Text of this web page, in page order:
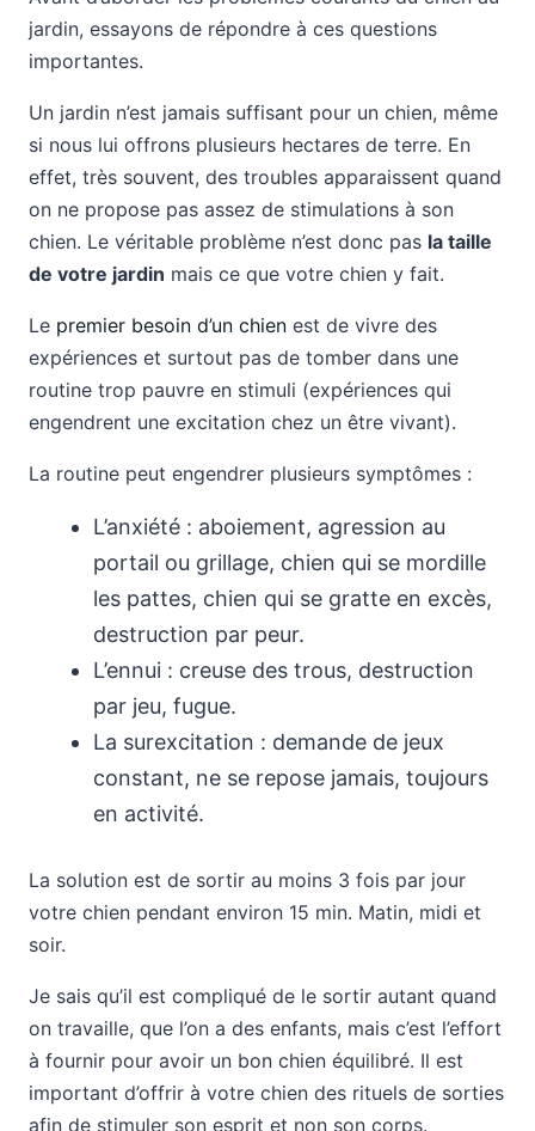
jardin, essayons de répondre à ces questions
importantes.
Un jardin n’est jamais suffisant pour un chien, même
si nous lui offrons plusieurs hectares de terre. En
effet, très souvent, des troubles apparaissent quand
on ne propose pas assez de stimulations à son
chien. Le véritable problème n’est donc pas la taille
de votre jardin mais ce que votre chien y fait.
Le premier besoin d’un chien est de vivre des
expériences et surtout pas de tomber dans une
routine trop pauvre en stimuli (expériences qui
engendrent une excitation chez un être vivant).
La routine peut engendrer plusieurs symptômes :
L’anxiété : aboiement, agression au
portail ou grillage, chien qui se mordille
les pattes, chien qui se gratte en excès,
destruction par peur.
L’ennui : creuse des trous, destruction
par jeu, fugue.
La surexcitation : demande de jeux
constant, ne se repose jamais, toujours
en activité.
La solution est de sortir au moins 3 fois par jour
votre chien pendant environ 15 min. Matin, midi et
soir.
Je sais qu’il est compliqué de le sortir autant quand
on travaille, que l’on a des enfants, mais c’est l’effort
à fournir pour avoir un bon chien équilibré. Il est
important d’offrir à votre chien des rituels de sorties
afin de stimuler son esprit et non son corps.